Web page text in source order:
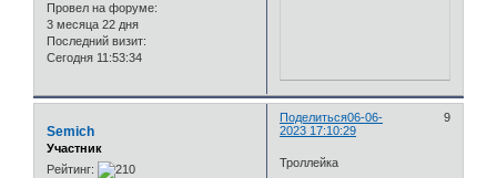
Провел на форуме:
3 месяца 22 дня
Последний визит:
Сегодня 11:53:34
Поделиться 9
06-06-
2023 17:10:29
Semich
Участник
Рейтинг:
Троллейка